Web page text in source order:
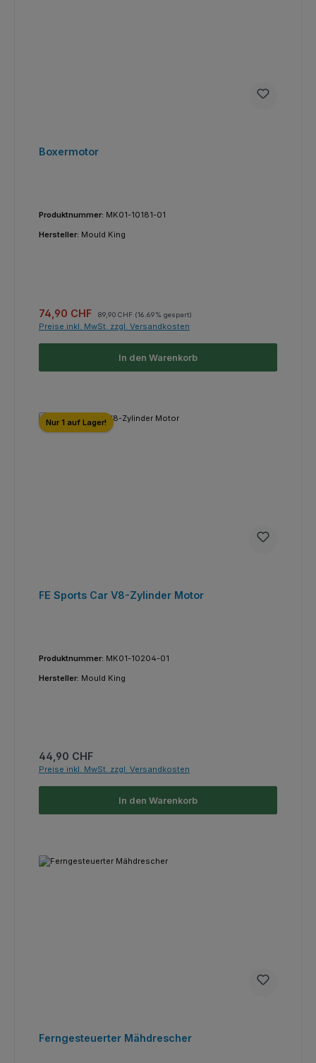
Boxermotor
Produktnummer: MK01-10181-01
Hersteller: Mould King
Verkaufspreis:
74,90 CHF 89,90 CHF (16.69% gespart)
Preise inkl. MwSt. zzgl. Versandkosten
In den Warenkorb
Nur 1 auf Lager!
FE Sports Car V8-Zylinder Motor
Produktnummer: MK01-10204-01
Hersteller: Mould King
Regulärer Preis:
44,90 CHF
Preise inkl. MwSt. zzgl. Versandkosten
In den Warenkorb
Ferngesteuerter Mähdrescher